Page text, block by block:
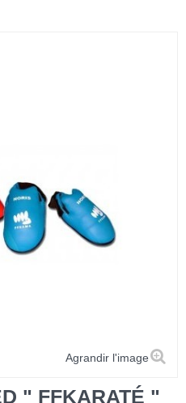
Agrandir l'image
" FFKARATÉ "